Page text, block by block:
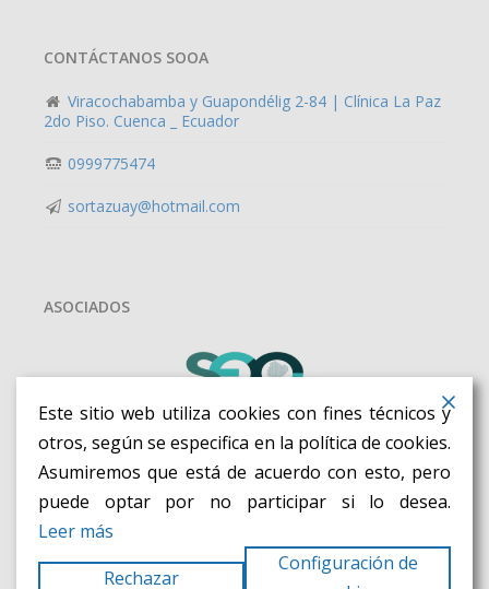
CONTÁCTANOS SOOA
Viracochabamba y Guapondélig 2-84 | Clínica La Paz
2do Piso. Cuenca _ Ecuador
0999775474
sortazuay@hotmail.com
ASOCIADOS
Este sitio web utiliza cookies con fines técnicos y
otros, según se especifica en la política de cookies.
Asumiremos que está de acuerdo con esto, pero
puede optar por no participar si lo desea.
Leer más
Rechazar
Configuración de